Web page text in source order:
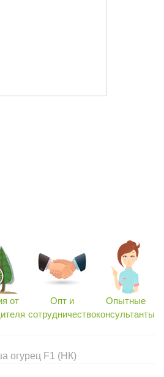
от
Опт и
сотрудничество
Опытные
консультанты
огурец F1 (НК)